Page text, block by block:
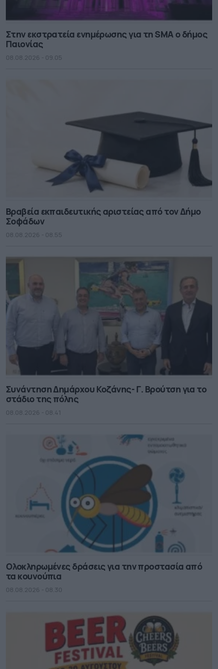
Στην εκστρατεία ενημέρωσης για τη SMA ο δήμος
Παιονίας
08.08.2026 - 09.05
Βραβεία εκπαιδευτικής αριστείας από τον Δήμο
Σοφάδων
08.08.2026 - 08.55
Συνάντηση Δημάρχου Κοζάνης- Γ. Βρούτση για το
στάδιο της πόλης
08.08.2026 - 08.41
Ολοκληρωμένες δράσεις για την προστασία από
τα κουνούπια
08.08.2026 - 08.30